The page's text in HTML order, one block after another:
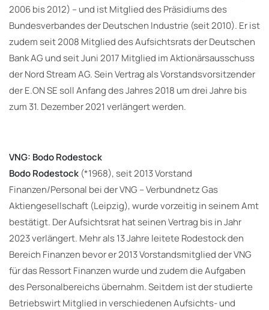
2006 bis 2012) – und ist Mitglied des Präsidiums des
Bundesverbandes der Deutschen Industrie (seit 2010). Er ist
zudem seit 2008 Mitglied des Aufsichtsrats der Deutschen
Bank AG und seit Juni 2017 Mitglied im Aktionärsausschuss
der Nord Stream AG. Sein Vertrag als Vorstandsvorsitzender
der E.ON SE soll Anfang des Jahres 2018 um drei Jahre bis
zum 31. Dezember 2021 verlängert werden.
VNG: Bodo Rodestock
Bodo Rodestock (*1968), seit 2013 Vorstand
Finanzen/Personal bei der VNG – Verbundnetz Gas
Aktiengesellschaft (Leipzig), wurde vorzeitig in seinem Amt
bestätigt. Der Aufsichtsrat hat seinen Vertrag bis in Jahr
2023 verlängert. Mehr als 13 Jahre leitete Rodestock den
Bereich Finanzen bevor er 2013 Vorstandsmitglied der VNG
für das Ressort Finanzen wurde und zudem die Aufgaben
des Personalbereichs übernahm. Seitdem ist der studierte
Betriebswirt Mitglied in verschiedenen Aufsichts- und